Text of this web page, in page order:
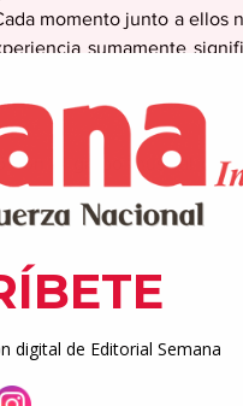
momento junto a ellos
sumamente
de brindar calidad de
con el grupo musical que
y no tengo salvación”.
facilidades en lo
de su gestión
tomando
toca a nosotros